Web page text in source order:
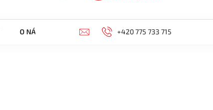
O NÁS KONTAKTY +420 775 733 715